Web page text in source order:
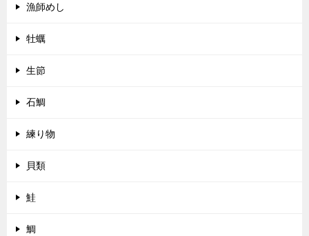
漁師めし
牡蠣
生節
石鯛
練り物
貝類
鮭
鯛